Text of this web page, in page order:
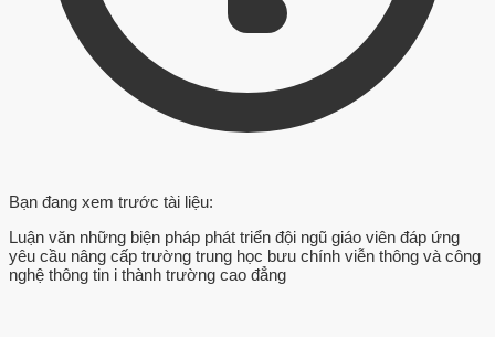
Bạn đang xem trước tài liệu:
Luận văn những biện pháp phát triển đội ngũ giáo viên đáp ứng
yêu cầu nâng cấp trường trung học bưu chính viễn thông và công
nghệ thông tin i thành trường cao đẳng